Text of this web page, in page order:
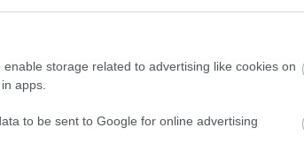
storage related to advertising like cookies on
apps.
to be sent to Google for online advertising
Michelin kalauz!
de annyira nem látom a
afrikai